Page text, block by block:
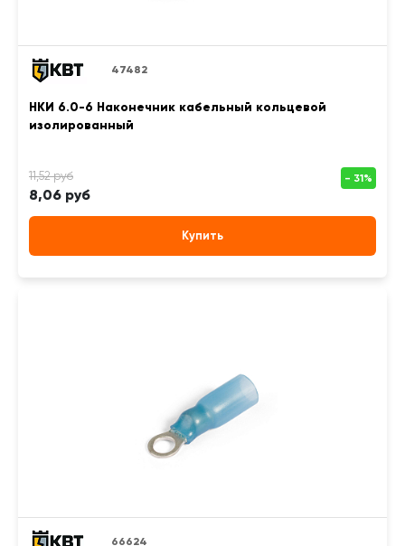
47482
НКИ 6.0-6 Наконечник кабельный кольцевой
изолированный
8,06 руб
Купить
66624